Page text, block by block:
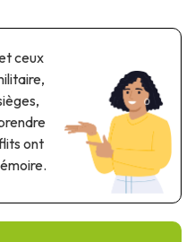
d'art
LE GUIDE
ceux
ont